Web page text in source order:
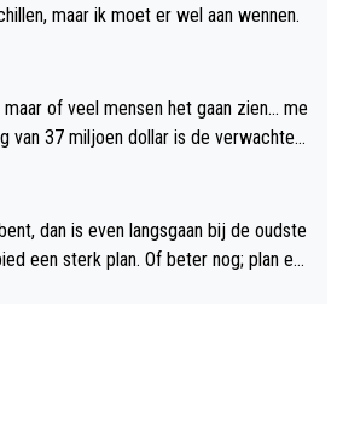
maar ik moet er wel aan wennen.
of veel mensen het gaan zien... me
van 37 miljoen dollar is de verwachte
dan is even langsgaan bij de oudste
Of beter nog; plan ee